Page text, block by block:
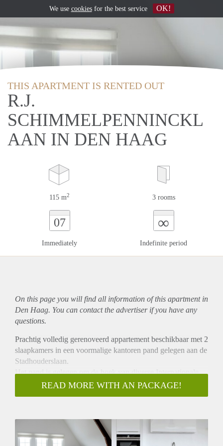
THIS APARTMENT IS RENTED OUT
R.J.
SCHIMMELPENNINCKL
AAN IN DEN HAAG
115 m2 3 rooms
07
Immediately
∞
Indefinite period
On this page you will find all information of this apartmentin
Den Haag. You can contact the advertiser if you have any
questions.
Prachtig volledig gerenoveerd appartement beschikbaar met 2
slaapkamers in een voormalige kantoren pand gelegen aan de
Stadhouderslaan.
Het pand is gelegen om de hoek van diverse Internationale
organisaties, zeer nabij de Frederik Hendriklaan, de
Reikenstraat en het Centrum van Den Haag.
Schimmelpennicklaan bereikbaar.
Het appartement betreedt u via het chique trappenhuis of per
READ MORE WITH AN PACKAGE!
We use cookiesfor the best service OK!